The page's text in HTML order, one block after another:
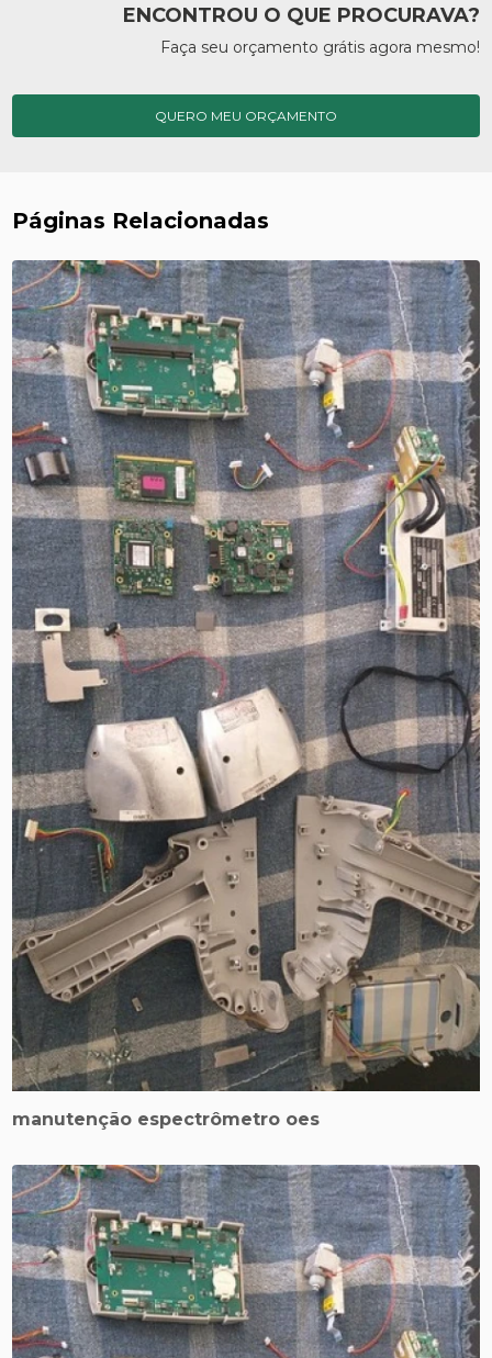
ENCONTROU O QUE PROCURAVA?
Faça seu orçamento grátis agora mesmo!
QUERO MEU ORÇAMENTO
Páginas Relacionadas
manutenção espectrômetro oes